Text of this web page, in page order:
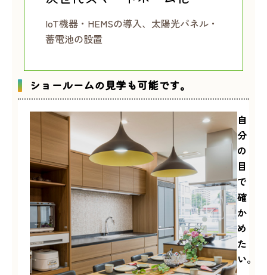
IoT機器・HEMSの導入、太陽光パネル・
蓄電池の設置
ショールームの見学も可能です。
自
分
の
目
で
確
か
め
た
い。